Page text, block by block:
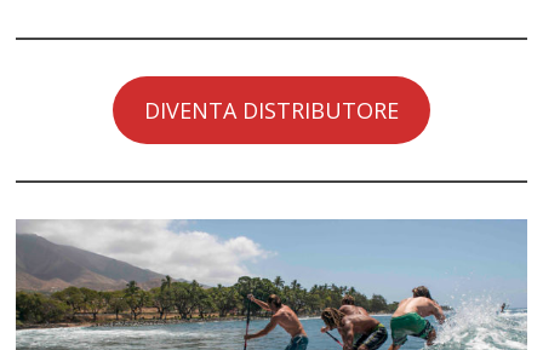
DIVENTA DISTRIBUTORE